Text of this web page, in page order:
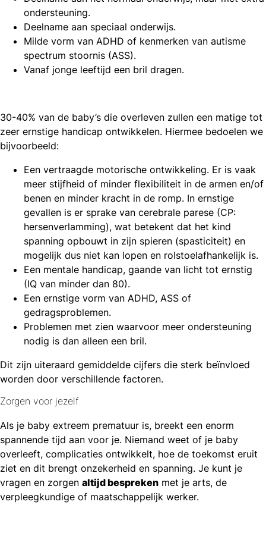
ondersteuning.
Deelname aan speciaal onderwijs.
Milde vorm van ADHD of kenmerken van autisme
spectrum stoornis (ASS).
Vanaf jonge leeftijd een bril dragen.
30-40% van de baby’s die overleven zullen een matige tot
zeer ernstige handicap ontwikkelen. Hiermee bedoelen we
bijvoorbeeld:
Een vertraagde motorische ontwikkeling. Er is vaak
meer stijfheid of minder flexibiliteit in de armen en/of
benen en minder kracht in de romp. In ernstige
gevallen is er sprake van cerebrale parese (CP:
hersenverlamming), wat betekent dat het kind
spanning opbouwt in zijn spieren (spasticiteit) en
mogelijk dus niet kan lopen en rolstoelafhankelijk is.
Een mentale handicap, gaande van licht tot ernstig
(IQ van minder dan 80).
Een ernstige vorm van ADHD, ASS of
gedragsproblemen.
Problemen met zien waarvoor meer ondersteuning
nodig is dan alleen een bril.
Dit zijn uiteraard gemiddelde cijfers die sterk beïnvloed
worden door verschillende factoren.
Zorgen voor jezelf
Als je baby extreem prematuur is, breekt een enorm
spannende tijd aan voor je. Niemand weet of je baby
overleeft, complicaties ontwikkelt, hoe de toekomst eruit
ziet en dit brengt onzekerheid en spanning. Je kunt je
vragen en zorgen altijd bespreken met je arts, de
verpleegkundige of maatschappelijk werker.